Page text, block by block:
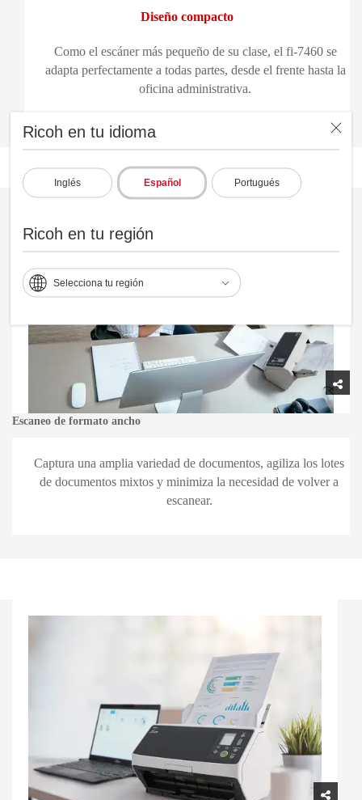
Ricoh en tu idioma
Inglés Español Portugués
Ricoh en tu región
Selecciona tu región
Diseño compacto
Como el escáner más pequeño de su clase, el fi-7460 se
adapta perfectamente a todas partes, desde el frente hasta la
oficina administrativa.
Escaneo de formato ancho
Captura una amplia variedad de documentos, agiliza los lotes
de documentos mixtos y minimiza la necesidad de volver a
escanear.